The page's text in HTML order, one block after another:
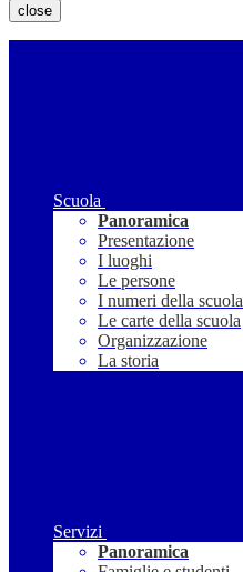
close
Scuola
Panoramica
Presentazione
I luoghi
Le persone
I numeri della scuola
Le carte della scuola
Organizzazione
La storia
Servizi
Panoramica